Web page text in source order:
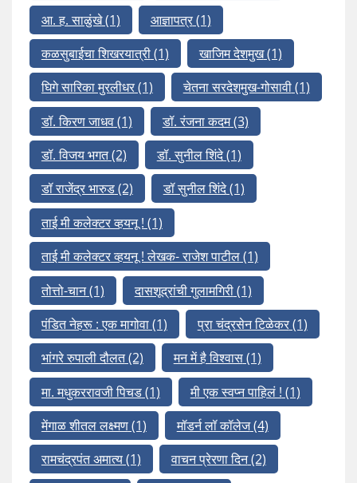
आ. ह. साळुंखे(1) आज्ञापत्र(1)
कळसुबाईचा शिखरयात्री(1) खाजिम देशमुख(1)
घिगे सारिका मुरलीधर(1) चेतना सरदेशमुख-गोसावी(1)
डॉ. किरण जाधव(1) डॉ. रंजना कदम(3)
डॉ. विजय भगत(2) डॉ. सुनील शिंदे(1)
डॉ राजेंद्र भारुड(2) डॉ सुनील शिंदे(1)
ताई मी कलेक्टर व्हयनू ! (1)
ताई मी कलेक्टर व्हयनू ! लेखक- राजेश पाटील(1)
तोत्तो-चान(1) दासशूद्रांची गुलामगिरी(1)
पंडित नेहरू : एक मागोवा(1) प्रा चंद्रसेन टिळेकर(1)
भांगरे रुपाली दौलत(2) मन में है विश्वास(1)
मा. मधुकररावजी पिचड(1) मी एक स्वप्न पाहिलं ! (1)
मेंगाळ शीतल लक्ष्मण(1) मॉडर्न लॉ कॉलेज(4)
रामचंद्रपंत अमात्य(1) वाचन प्रेरणा दिन(2)